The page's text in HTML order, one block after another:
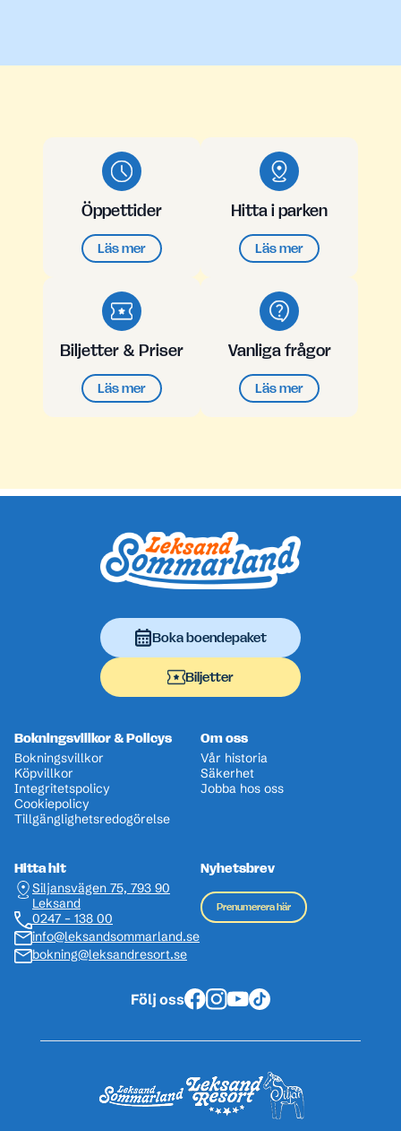
Öppettider
Läs mer
Biljetter & Priser
Läs mer
Hitta i parken
Läs mer
Vanliga frågor
Läs mer
Boka boendepaket
Biljetter
Bokningsvillkor & Policys
Bokningsvillkor
Köpvillkor
Integritetspolicy
Cookiepolicy
Tillgänglighetsredogörelse
Om oss
Vår historia
Säkerhet
Jobba hos oss
Hitta hit
Siljansvägen 75, 793 90
Leksand
0247 – 138 00
info@leksandsommarland.se
bokning@leksandresort.se
Nyhetsbrev
Prenumerera här
Följ ossFacebook
Instagram
Youtube
Tiktok